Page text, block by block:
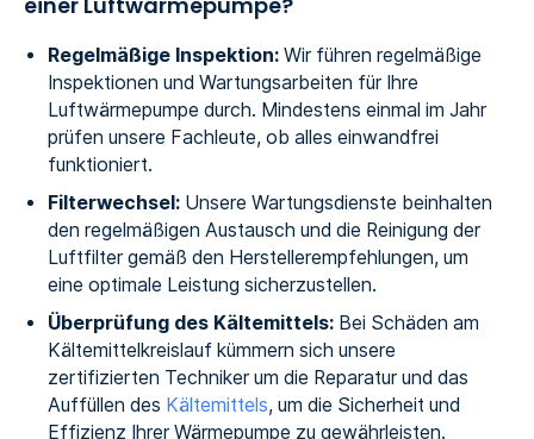
Regelmäßige Inspektion:Wir führen regelmäßige
Inspektionen und Wartungsarbeiten für Ihre
Luftwärmepumpe durch. Mindestens einmal im Jahr
prüfen unsere Fachleute, ob alles einwandfrei
funktioniert.
Filterwechsel:Unsere Wartungsdienste beinhalten
den regelmäßigen Austausch und die Reinigung der
Luftfilter gemäß den Herstellerempfehlungen, um
eine optimale Leistung sicherzustellen.
Überprüfung des Kältemittels:Bei Schäden am
Kältemittelkreislauf kümmern sich unsere
zertifizierten Techniker um die Reparatur und das
Auffüllen des Kältemittels, um die Sicherheit und
Effizienz Ihrer Wärmepumpe zu gewährleisten.